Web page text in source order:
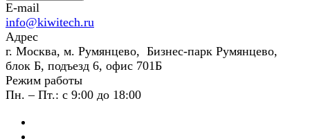
E-mail
info@kiwitech.ru
Адрес
г. Москва, м. Румянцево, Бизнес-парк Румянцево,
блок Б, подъезд 6, офис 701Б
Режим работы
Пн. – Пт.: с 9:00 до 18:00